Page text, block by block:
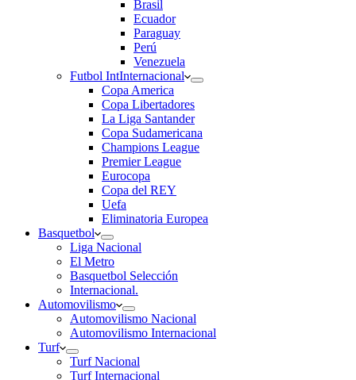
Brasil
Ecuador
Paraguay
Perú
Venezuela
Futbol IntInternacional
Copa America
Copa Libertadores
La Liga Santander
Copa Sudamericana
Champions League
Premier League
Eurocopa
Copa del REY
Uefa
Eliminatoria Europea
Basquetbol
Liga Nacional
El Metro
Basquetbol Selección
Internacional.
Automovilismo
Automovilismo Nacional
Automovilismo Internacional
Turf
Turf Nacional
Turf Internacional